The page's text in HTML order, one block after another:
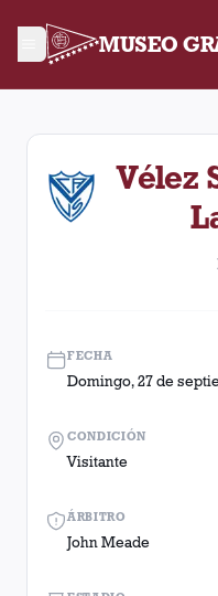
MUSEO
Fecha 22. Partido entre
Vélez
FECHA
Domingo, 27 de
ÁRBITRO
John Meade
CONDICIÓN
Visitante